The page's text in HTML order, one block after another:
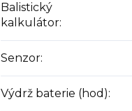
Balistický
kalkulátor:
Senzor:
Výdrž baterie (hod):